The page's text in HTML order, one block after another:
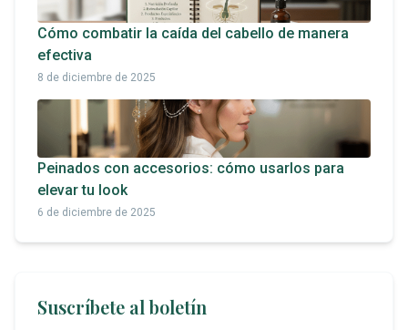
Cómo combatir la caída del cabello de manera
efectiva
8 de diciembre de 2025
Peinados con accesorios: cómo usarlos para
elevar tu look
6 de diciembre de 2025
Suscríbete al boletín